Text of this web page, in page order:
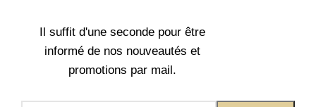
Il suffit d'une seconde pour être
informé de nos nouveautés et
promotions par mail.